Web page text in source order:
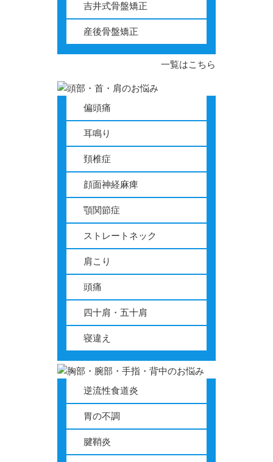
吉井式骨盤矯正
産後骨盤矯正
一覧はこちら
偏頭痛
耳鳴り
頚椎症
顔面神経麻痺
顎関節症
ストレートネック
肩こり
頭痛
四十肩・五十肩
寝違え
逆流性食道炎
胃の不調
腱鞘炎